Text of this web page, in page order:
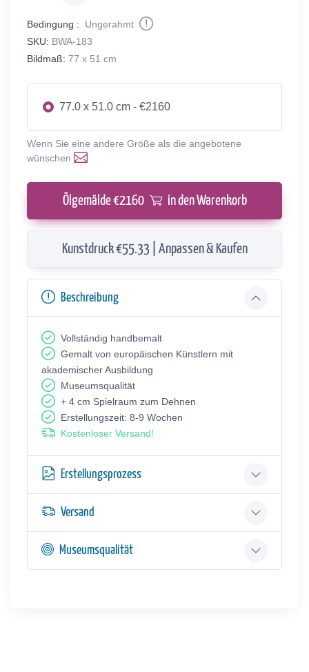
Bedingung :
Ungerahmt
SKU: BWA-183
Bildmaß: 77 x 51 cm
77.0 x 51.0 cm - €2160
Wenn Sie eine andere Größe als die angebotene
wünschen
Ölgemälde €2160 in den Warenkorb
Kunstdruck €55.33 | Anpassen & Kaufen
Beschreibung
Vollständig handbemalt
Gemalt von europäischen Künstlern mit
akademischer Ausbildung
Museumsqualität
+ 4 cm Spielraum zum Dehnen
Erstellungszeit: 8-9 Wochen
Kostenloser Versand!
Erstellungsprozess
Versand
Museumsqualität